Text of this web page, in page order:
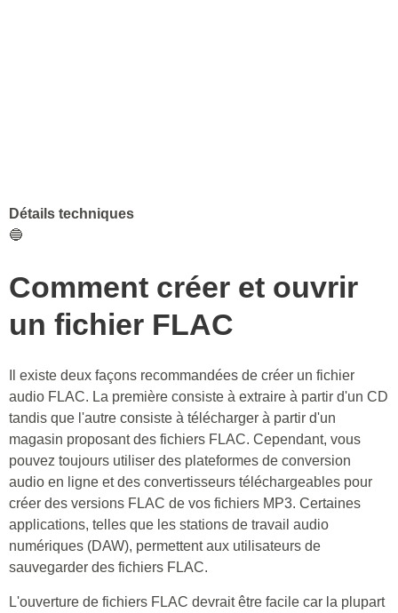
Détails techniques
🔵
Comment créer et ouvrir
un fichier FLAC
Il existe deux façons recommandées de créer un fichier
audio FLAC. La première consiste à extraire à partir d'un CD
tandis que l'autre consiste à télécharger à partir d'un
magasin proposant des fichiers FLAC. Cependant, vous
pouvez toujours utiliser des plateformes de conversion
audio en ligne et des convertisseurs téléchargeables pour
créer des versions FLAC de vos fichiers MP3. Certaines
applications, telles que les stations de travail audio
numériques (DAW), permettent aux utilisateurs de
sauvegarder des fichiers FLAC.
L'ouverture de fichiers FLAC devrait être facile car la plupart